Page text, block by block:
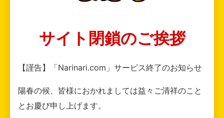
サイト閉鎖のご挨拶
【謹告】「Narinari.com」サービス終了のお知らせ
陽春の候、皆様におかれましては益々ご清祥のこと
とお慶び申し上げます。